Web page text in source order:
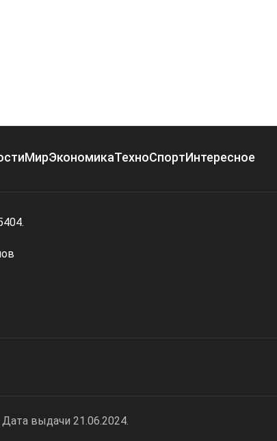
МирЭкономикаТехноСпортИнтересное
выдачи 21.06.2024.